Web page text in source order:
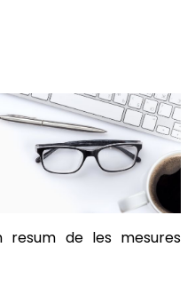
resum de les mesures